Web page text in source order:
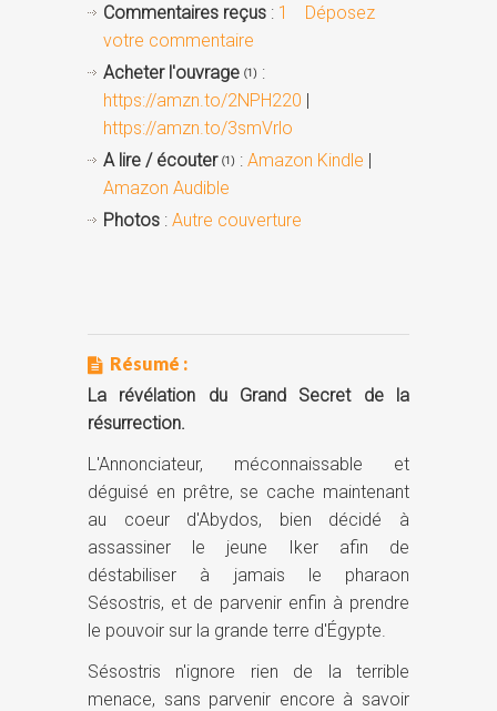
Commentaires reçus : 1
Déposez
votre commentaire
Acheter l'ouvrage (1) :
https://amzn.to/2NPH220 |
https://amzn.to/3smVrlo
A lire / écouter (1) : Amazon Kindle |
Amazon Audible
Photos : Autre couverture
Résumé :
La révélation du Grand Secret de la
résurrection.
L'Annonciateur, méconnaissable et
déguisé en prêtre, se cache maintenant
au coeur d'Abydos, bien décidé à
assassiner le jeune Iker afin de
déstabiliser à jamais le pharaon
Sésostris, et de parvenir enfin à prendre
le pouvoir sur la grande terre d'Égypte.
Sésostris n'ignore rien de la terrible
menace, sans parvenir encore à savoir